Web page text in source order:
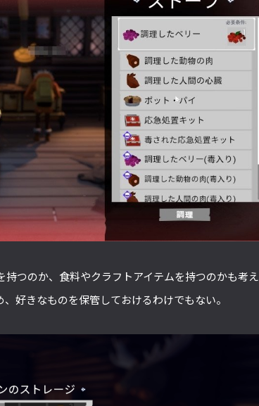
つのか、食料やクラフトアイテムを持つのかも考え
好きなものを保管しておけるわけでもない。